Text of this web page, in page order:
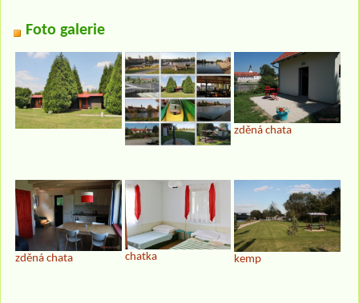
Foto galerie
zděná chata
zděná chata chatka kemp